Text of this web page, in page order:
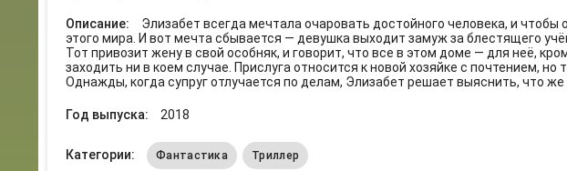
Описание:
Элизабет всегда мечтала очаровать достойного человека, и чтобы
этого мира. И вот мечта сбывается — девушка выходит замуж за блестящего
Тот привозит жену в свой особняк, и говорит, что все в этом доме — для неё,
заходить ни в коем случае. Прислуга относится к новой хозяйке с почтением, но
Однажды, когда супруг отлучается по делам, Элизабет решает выяснить, что же
Год выпуска: 2018
Категории: Фантастика Триллер